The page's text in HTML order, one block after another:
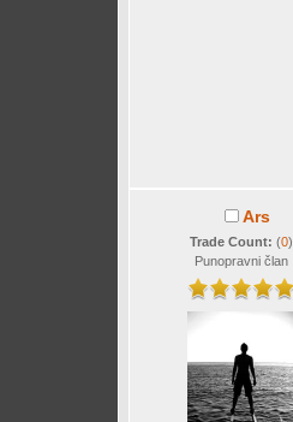
Ars
Trade Count: (0)
Punopravni član